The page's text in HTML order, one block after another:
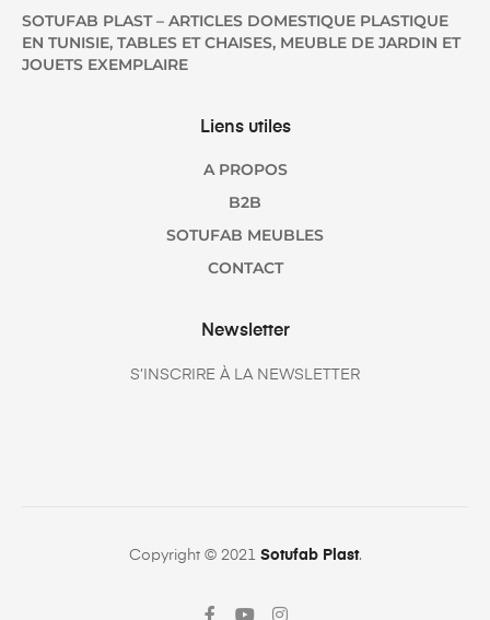
SOTUFAB PLAST – ARTICLES DOMESTIQUE PLASTIQUE
EN TUNISIE, TABLES ET CHAISES, MEUBLE DE JARDIN ET
JOUETS EXEMPLAIRE
Liens utiles
A PROPOS
B2B
SOTUFAB MEUBLES
CONTACT
Newsletter
S’INSCRIRE À LA NEWSLETTER
Copyright © 2021 Sotufab Plast.